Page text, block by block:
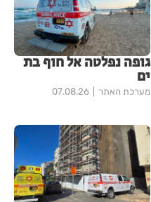
גופה נפלטה אל חוף בת
ים
מערכת האתר 07.08.26